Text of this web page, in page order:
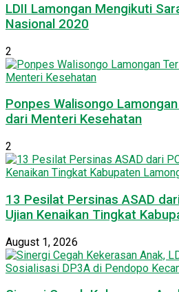
LDII Lamongan Mengikuti
Nasional 2020
2
Ponpes Walisongo
dari Menteri Kesehatan
2
13 Pesilat Persinas ASAD
Ujian Kenaikan Tingkat
August 1, 2026